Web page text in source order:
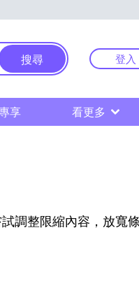
搜尋 登入
享 看更多
調整限縮內容，放寬條